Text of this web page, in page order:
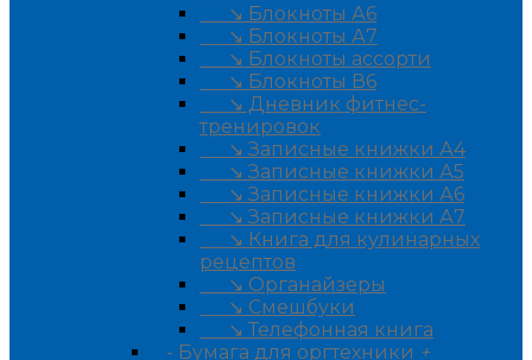
↘ Блокноты А6
↘ Блокноты А7
↘ Блокноты ассорти
↘ Блокноты В6
↘ Дневник фитнес-
тренировок
↘ Записные книжки А4
↘ Записные книжки А5
↘ Записные книжки А6
↘ Записные книжки А7
↘ Книга для кулинарных
рецептов
↘ Органайзеры
↘ Смешбуки
↘ Телефонная книга
- Бумага для оргтехники +